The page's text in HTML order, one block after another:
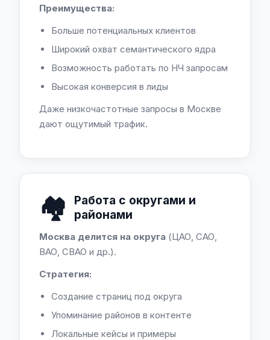
Преимущества:
Больше потенциальных клиентов
Широкий охват семантического ядра
Возможность работать по НЧ запросам
Высокая конверсия в лиды
Даже низкочастотные запросы в Москве
дают ощутимый трафик.
🏘️
Работа с округами и
районами
Москва делится на округа (ЦАО, САО,
ВАО, СВАО и др.).
Стратегия:
Создание страниц под округа
Упоминание районов в контенте
Локальные кейсы и примеры